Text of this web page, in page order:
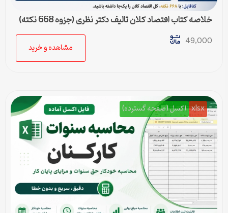
خلاصه کتاب اقتصاد کلان تالیف دکتر نظری (جزوه 668 نکته)
49,000
مشاهده و خرید
xlsx اکسل (صفحه گسترده)